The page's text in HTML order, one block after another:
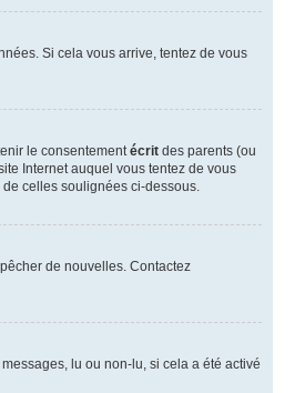
Si cela vous arrive, tentez de vous
le consentementécrit des parents (ou
Internet auquel vous tentez de vous
celles soulignées ci-dessous.
de nouvelles. Contactez
lu ou non-lu, si cela a été activé